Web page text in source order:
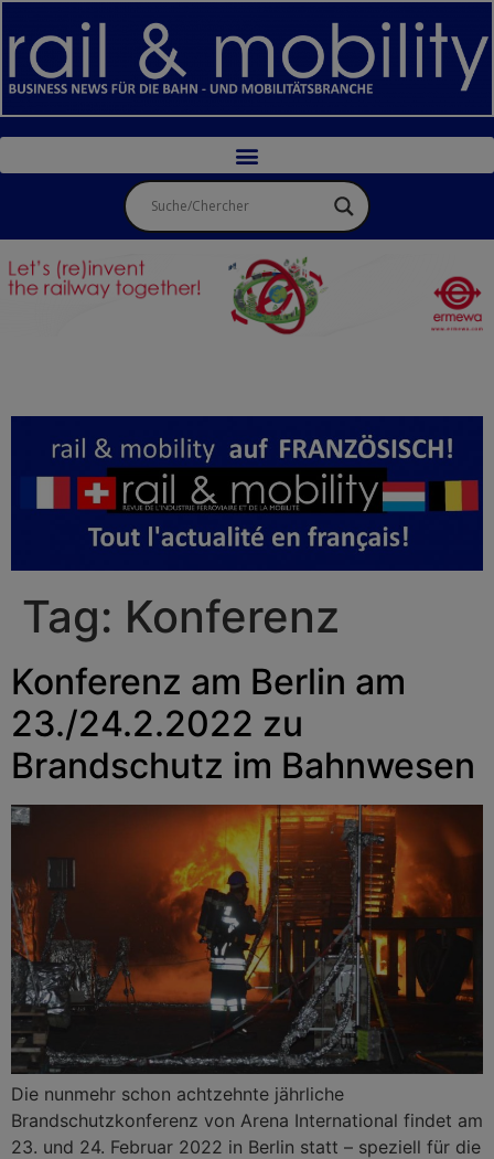
Tag: Konferenz
Konferenz am Berlin am
23./24.2.2022 zu
Brandschutz im Bahnwesen
Die nunmehr schon achtzehnte jährliche
Brandschutzkonferenz von Arena International findet am
23. und 24. Februar 2022 in Berlin statt – speziell für die